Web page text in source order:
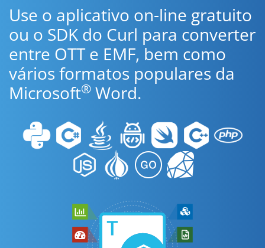
Use o aplicativo on-line gratuito
ou o SDK do Curl para converter
entre OTT e EMF, bem como
vários formatos populares da
Microsoft® Word.